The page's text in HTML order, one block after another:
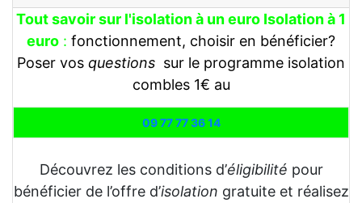
Tout savoir sur l'isolation à un euro Isolation à 1
euro : fonctionnement, choisir en bénéficier?
Poser vos questions sur le programme isolation
combles 1€ au
09 77 77 36 14
Découvrez les conditions d’éligibilité pour
bénéficier de l’offre d’isolation gratuite et réalisez